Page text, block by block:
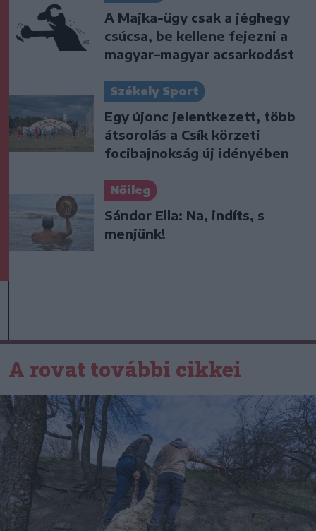
A Majka-ügy csak a jéghegy
csúcsa, be kellene fejezni a
magyar–magyar acsarkodást
Székely Sport
Egy újonc jelentkezett, több
átsorolás a Csík körzeti
focibajnokság új idényében
Nőileg
Sándor Ella: Na, indíts, s
menjünk!
A rovat további cikkei